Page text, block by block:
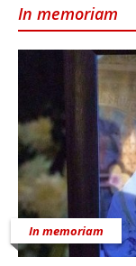
In memoriam
In memoriam